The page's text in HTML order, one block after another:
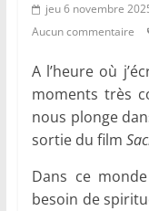
jeu 6 novembre
Aucun commentaire
A l’heure où
moments très
nous plonge
sortie du film
Dans ce
besoin de